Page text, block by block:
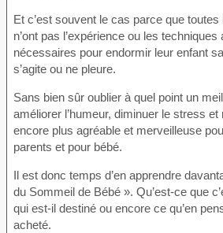
Et c’est souvent le cas parce que
n’ont pas l’expérience ou les techniques
nécessaires pour endormir leur enfant
s’agite ou ne pleure.
Sans bien sûr oublier à quel point un
améliorer l’humeur, diminuer le stress
encore plus agréable et merveilleuse
parents et pour bébé.
Il est donc temps d’en apprendre
du Sommeil de Bébé ». Qu’est-ce que
qui est-il destiné ou encore ce qu’en
acheté.